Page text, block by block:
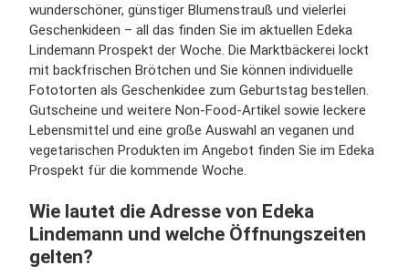
wunderschöner, günstiger Blumenstrauß und vielerlei
Geschenkideen – all das finden Sie im aktuellen Edeka
Lindemann Prospekt der Woche. Die Marktbäckerei lockt
mit backfrischen Brötchen und Sie können individuelle
Fototorten als Geschenkidee zum Geburtstag bestellen.
Gutscheine und weitere Non-Food-Artikel sowie leckere
Lebensmittel und eine große Auswahl an veganen und
vegetarischen Produkten im Angebot finden Sie im Edeka
Prospekt für die kommende Woche.
Wie lautet die Adresse von Edeka
Lindemann und welche Öffnungszeiten
gelten?